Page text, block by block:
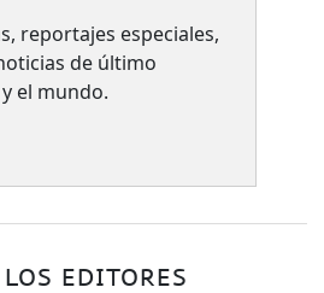
reportajes especiales,
de último
el mundo.
EDITORES